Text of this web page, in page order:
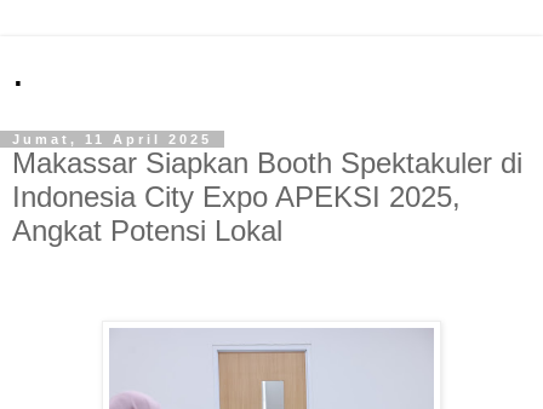
.
Jumat, 11 April 2025
Makassar Siapkan Booth Spektakuler di
Indonesia City Expo APEKSI 2025,
Angkat Potensi Lokal